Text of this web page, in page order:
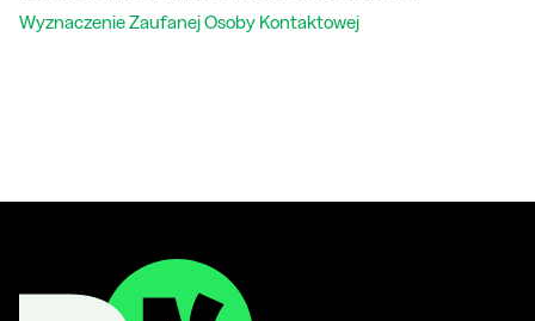
Wyznaczenie Zaufanej Osoby Kontaktowej